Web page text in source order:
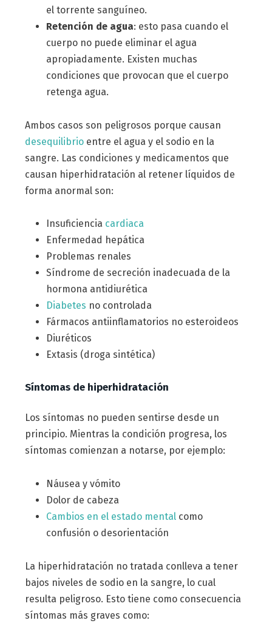
el torrente sanguíneo.
Retención de agua: esto pasa cuando el
cuerpo no puede eliminar el agua
apropiadamente. Existen muchas
condiciones que provocan que el cuerpo
retenga agua.
Ambos casos son peligrosos porque causan
desequilibrioentre el agua y el sodio en la
sangre. Las condiciones y medicamentos que
causan hiperhidratación al retener líquidos de
forma anormal son:
Insuficiencia cardiaca
Enfermedad hepática
Problemas renales
Síndrome de secreción inadecuada de la
hormona antidiurética
Diabetes no controlada
Fármacos antiinflamatorios no esteroideos
Diuréticos
Extasis (droga sintética)
Síntomas de hiperhidratación
Los síntomas no pueden sentirse desde un
principio. Mientras la condición progresa, los
síntomas comienzan a notarse, por ejemplo:
Náusea y vómito
Dolor de cabeza
Cambios en el estado mentalcomo
confusión o desorientación
La hiperhidratación no tratada conlleva a tener
bajos niveles de sodio en la sangre, lo cual
resulta peligroso. Esto tiene como consecuencia
síntomas más graves como: